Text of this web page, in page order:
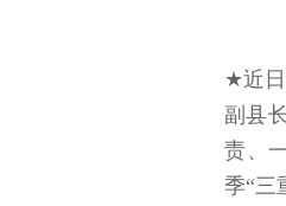
★近日
副县
责、
季“三